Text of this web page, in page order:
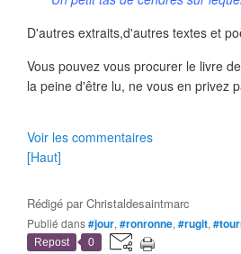
D'autres extraits,d'autres textes et
Vous pouvez vous procurer le livre
la peine d'être lu, ne vous en privez
Voir les commentaires
[Haut]
Rédigé parChristaldesaintmarc
Publié dans#jour, #ronronne, #rugit,
Repost 0